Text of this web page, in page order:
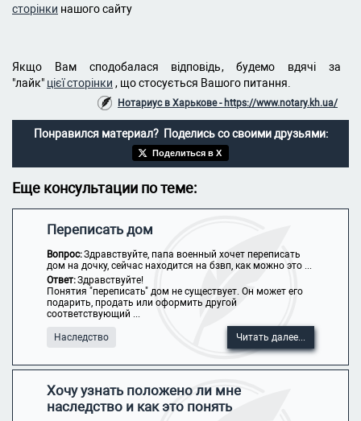
сторінки нашого сайту
Якщо Вам сподобалася відповідь, будемо вдячі за
"лайк" цієї сторінки , що стосується Вашого питання.
Нотариус в Харькове - https://www.notary.kh.ua/
Понравился материал? Поделись со своими друзьями:
Поделиться в X
Еще консультации по теме:
Переписать дом
Вопрос:Здравствуйте, папа военный хочет переписать
дом на дочку, сейчас находится на бзвп, как можно это ...
Ответ:Здравствуйте!
Понятия "переписать" дом не существует. Он может его
подарить, продать или оформить другой
соответствующий ...
Наследство Читать далее...
Хочу узнать положено ли мне
наследство и как это понять